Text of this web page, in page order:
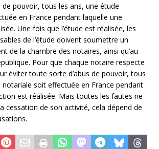
de pouvoir, tous les ans, une étude
en France pendant laquelle une
Une fois que l’étude est réalisée, les
de l’étude doivent soumettre un
de la chambre des notaires, ainsi qu’au
Pour que chaque notaire respecte
éviter toute sorte d’abus de pouvoir, tous
notariale soit effectuée en France pendant
est réalisée. Mais toutes les fautes ne
cessation de son activité, cela dépend de